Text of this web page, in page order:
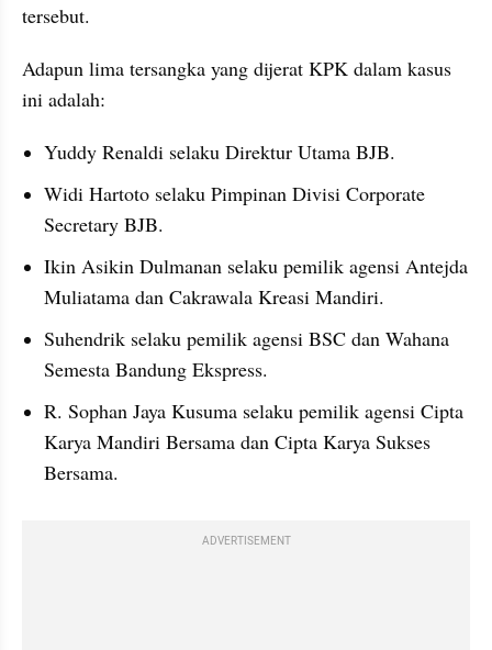
tersebut.
Adapun lima tersangka yang dijerat KPK dalam kasus
ini adalah:
Yuddy Renaldi selaku Direktur Utama BJB.
Widi Hartoto selaku Pimpinan Divisi Corporate
Secretary BJB.
Ikin Asikin Dulmanan selaku pemilik agensi Antejda
Muliatama dan Cakrawala Kreasi Mandiri.
Suhendrik selaku pemilik agensi BSC dan Wahana
Semesta Bandung Ekspress.
R. Sophan Jaya Kusuma selaku pemilik agensi Cipta
Karya Mandiri Bersama dan Cipta Karya Sukses
Bersama.
ADVERTISEMENT